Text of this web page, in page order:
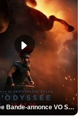
L'Odyssée Bande-annonce VO STFR